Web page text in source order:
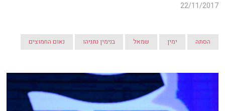
22/11/2017
הסתה ימין שמאל בנימין נתניהו נאום החמוצים